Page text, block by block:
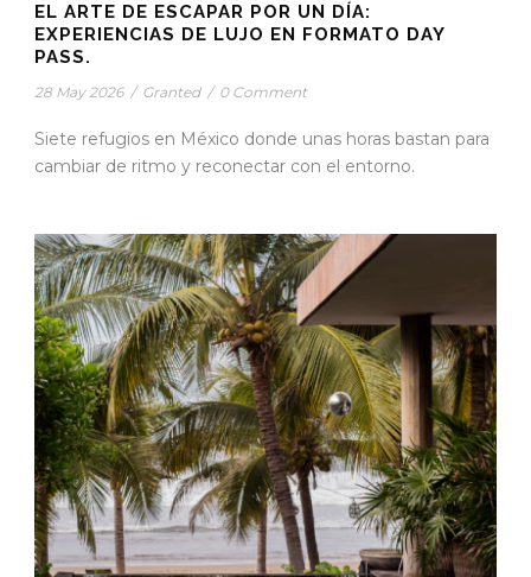
EL ARTE DE ESCAPAR POR UN DÍA:
EXPERIENCIAS DE LUJO EN FORMATO DAY
PASS.
28 May 2026 / Granted / 0 Comment
Siete refugios en México donde unas horas bastan para
cambiar de ritmo y reconectar con el entorno.